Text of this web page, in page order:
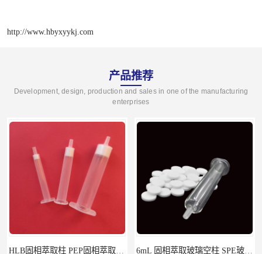
http://www.hbyxyykj.com
产品推荐
Development, design, production and sales in one of the manufacturing
enterprises